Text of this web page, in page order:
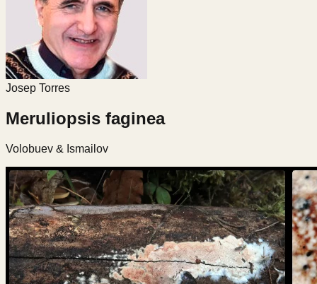
Josep Torres
Meruliopsis faginea
Volobuev & Ismailov